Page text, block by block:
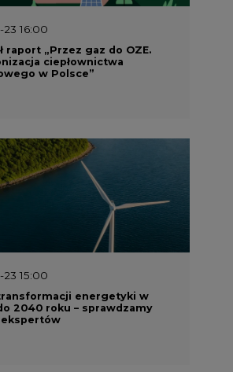
16:00
raport „Przez gaz do OZE.
ciepłownictwa
w Polsce”
15:00
energetyki w
2040 roku – sprawdzamy